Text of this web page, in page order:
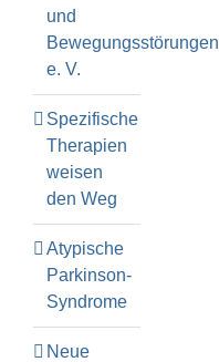
und
Bewegungsstörungen
e. V.
Spezifische
Therapien
weisen
den Weg
Atypische
Parkinson-
Syndrome
Neue